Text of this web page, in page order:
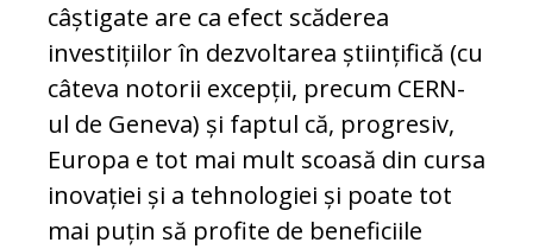
câștigate are ca efect scăderea
investițiilor în dezvoltarea științifică (cu
câteva notorii excepții, precum CERN-
ul de Geneva) și faptul că, progresiv,
Europa e tot mai mult scoasă din cursa
inovației și a tehnologiei și poate tot
mai puțin să profite de beneficiile